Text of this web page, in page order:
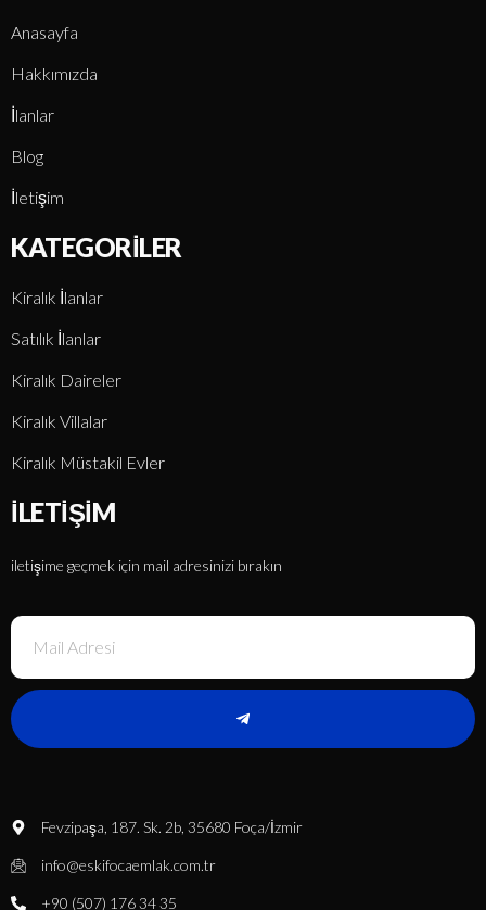
Anasayfa
Hakkımızda
İlanlar
Blog
İletişim
KATEGORILER
Kiralık İlanlar
Satılık İlanlar
Kiralık Daireler
Kiralık Villalar
Kiralık Müstakil Evler
İLETIŞIM
iletişime geçmek için mail adresinizi bırakın
Fevzipaşa, 187. Sk. 2b, 35680 Foça/İzmir
info@eskifocaemlak.com.tr
+90 (507) 176 34 35